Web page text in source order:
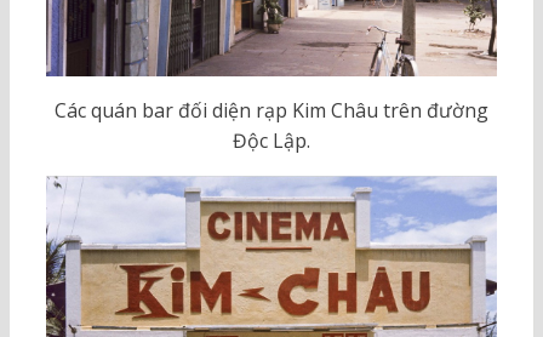
Các quán bar đối diện rạp Kim Châu trên đường
Độc Lập.